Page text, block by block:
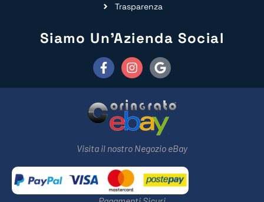
Trasparenza
Siamo Un'Azienda Social
Visita il nostro Negozio eBay